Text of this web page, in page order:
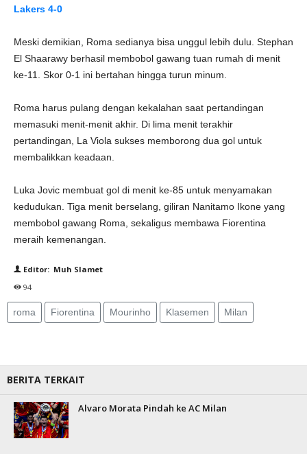
Lakers 4-0
Meski demikian, Roma sedianya bisa unggul lebih dulu. Stephan
El Shaarawy berhasil membobol gawang tuan rumah di menit
ke-11. Skor 0-1 ini bertahan hingga turun minum.
Roma harus pulang dengan kekalahan saat pertandingan
memasuki menit-menit akhir. Di lima menit terakhir
pertandingan, La Viola sukses memborong dua gol untuk
membalikkan keadaan.
Luka Jovic membuat gol di menit ke-85 untuk menyamakan
kedudukan. Tiga menit berselang, giliran Nanitamo Ikone yang
membobol gawang Roma, sekaligus membawa Fiorentina
meraih kemenangan.
Editor: Muh Slamet
94
roma Fiorentina Mourinho Klasemen Milan
BERITA TERKAIT
Alvaro Morata Pindah ke AC Milan